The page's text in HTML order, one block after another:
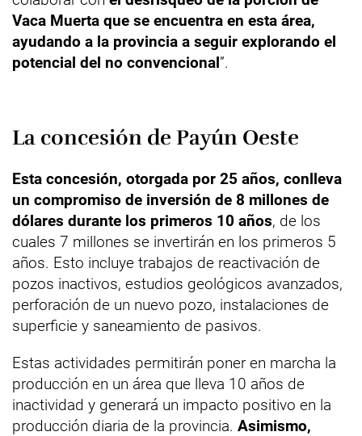
Vaca Muerta que se encuentra en esta área,
ayudando a la provincia a seguir explorando el
potencial del no convencional”.
La concesión de Payún Oeste
Esta concesión, otorgada por 25 años, conlleva
un compromiso de inversión de 8 millones de
dólares durante los primeros 10 años, de los
cuales 7 millones se invertirán en los primeros 5
años. Esto incluye trabajos de reactivación de
pozos inactivos, estudios geológicos avanzados,
perforación de un nuevo pozo, instalaciones de
superficie y saneamiento de pasivos.
Estas actividades permitirán poner en marcha la
producción en un área que lleva 10 años de
inactividad y generará un impacto positivo en la
producción diaria de la provincia. Asimismo,